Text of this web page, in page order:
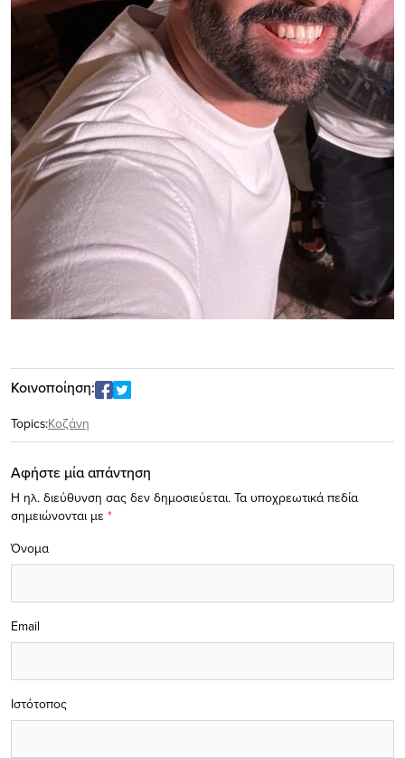
Κοινοποίηση:
Topics:Κοζάνη
Αφήστε μία απάντηση
Η ηλ. διεύθυνση σας δεν δημοσιεύεται. Τα υποχρεωτικά πεδία
σημειώνονται με *
Όνομα
Email
Ιστότοπος